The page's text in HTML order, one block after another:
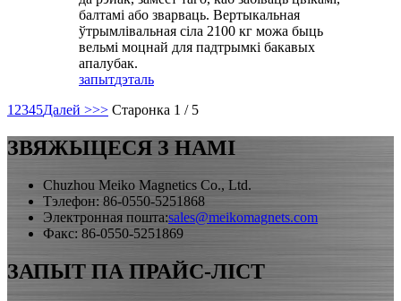
балтамі або зварваць. Вертыкальная
ўтрымлівальная сіла 2100 кг можа быць
вельмі моцнай для падтрымкі бакавых
апалубак.
запытдэталь
1 2345Далей >>> Старонка 1 / 5
ЗВЯЖЫЦЕСЯ З НАМІ
Chuzhou Meiko Magnetics Co., Ltd.
Тэлефон: 86-0550-5251868
Электронная пошта:sales@meikomagnets.com
Факс: 86-0550-5251869
ЗАПЫТ ПА ПРАЙС-ЛІСТ